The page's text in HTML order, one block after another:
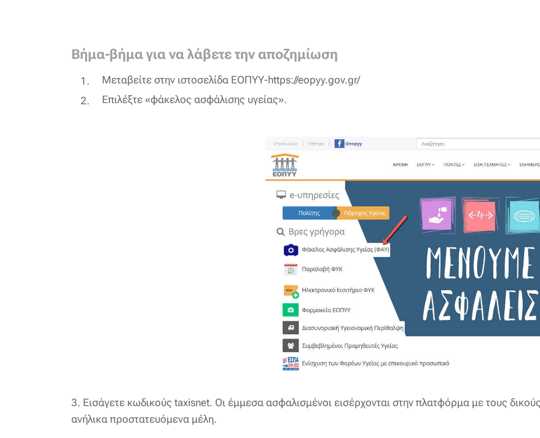
Βήμα-βήμα για να λάβετε την αποζημίωση
Μεταβείτε στην ιστοσελίδα ΕΟΠΥΥ-https://eopyy.gov.gr/
Επιλέξτε «φάκελος ασφάλισης υγείας».
3. Εισάγετε κωδικούς taxisnet. Οι έμμεσα ασφαλισμένοι εισέρχονται στην πλατφόρμα με τους
ανήλικα προστατευόμενα μέλη.